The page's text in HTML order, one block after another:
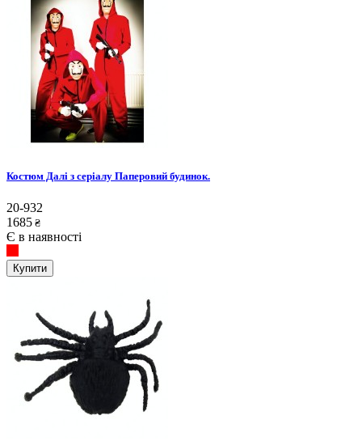
Костюм Далі з серіалу Паперовий будинок.
20-932
1685 ₴
Є в наявності
Купити